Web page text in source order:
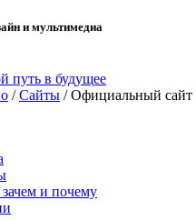
и мультимедиа
/Сайты / Официальный сайт
и почему